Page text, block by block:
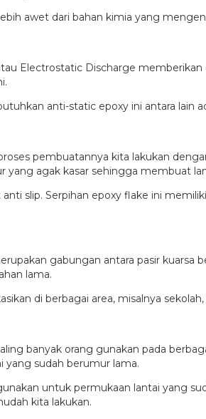
awet dari bahan kimia yang
Electrostatic Discharge
anti-static epoxy ini antara lain
pembuatannya kita lakukan
yang agak kasar sehingga membuat
slip. Serpihan epoxy flake ini
gabungan antara pasir
lama.
di berbagai area, misalnya
banyak orang gunakan pada
yang sudah berumur lama.
untuk permukaan lantai yang
kita lakukan.